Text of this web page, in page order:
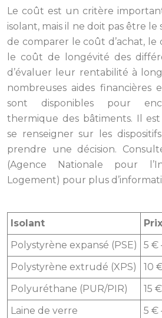
Le coût est un critère
isolant, mais il ne doit pas être
de comparer le coût d’achat, le
le coût de longévité des
d’évaluer leur rentabilité à
nombreuses aides financières
sont disponibles pour
thermique des bâtiments. Il
se renseigner sur les
prendre une décision.
(Agence Nationale pour
Logement) pour plus
Isolant
Polystyrène expansé (PSE)
5 €
Polystyrène extrudé (XPS)
10
Polyuréthane (PUR/PIR)
15
Laine de verre
5 €